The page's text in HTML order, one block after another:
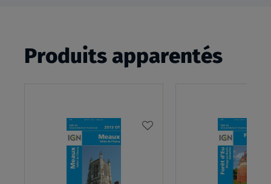
Produits apparentés